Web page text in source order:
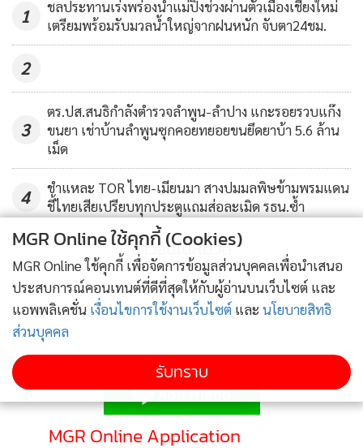
1
ชลประทานเร่งพร่องน้ำแม่ปิงช่วงผ่านตัวเมืองเชียงใหม่
เตรียมพร้อมรับมวลน้ำใหญ่จากฝนหนัก จับตา24ชม.
2
3
ตร.ปส.สนธิกำลังตำรวจลำพูน-ลำปาง แกะรอยรวบแก๊ง
ขนยา เช่าบ้านลำพูนซุกคอยทยอยขนยึดยาบ้า 5.6 ล้าน
เม็ด
4
ชำแหละ TOR ไทย-เมียนมา สางปมมลพิษข้ามพรมแดน
ชี้ไทยเสียเปรียบทุกประตูแถมส่อละเมิด รธน.ซ้ำ
ข่าวอื่นในหมวด
ติดตามข่าวสารผ่านทาง LINE
MGR Online Application
MGR Online ใช้คุกกี้ (Cookies)
MGR Online ใช้คุกกี้ เพื่อจัดการข้อมูลส่วนบุคคลเพื่อนำเสนอ
ประสบการณ์คอนเทนต์ที่ดีที่สุดให้กับผู้อ่านบนเว็บไซต์ และ
แอพพลิเคชั่น เงื่อนไขการใช้งานเว็บไซต์ และ นโยบายสิทธิ
ส่วนบุคคล
รับทราบ